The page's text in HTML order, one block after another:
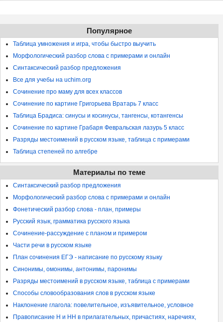
Популярное
Таблица умножения и игра, чтобы быстро выучить
Морфологический разбор слова с примерами и онлайн
Синтаксический разбор предложения
Все для учебы на uchim.org
Сочинение про маму для всех классов
Сочинение по картине Григорьева Вратарь 7 класс
Таблица Брадиса: синусы и косинусы, тангенсы, котангенсы
Сочинение по картине Грабаря Февральская лазурь 5 класс
Разряды местоимений в русском языке, таблица с примерами
Таблица степеней по алгебре
Материалы по теме
Синтаксический разбор предложения
Морфологический разбор слова с примерами и онлайн
Фонетический разбор слова - план, примеры
Русский язык, грамматика русского языка
Сочинение-рассуждение с планом и примером
Части речи в русском языке
План сочинения ЕГЭ - написание по русскому языку
Синонимы, омонимы, антонимы, паронимы
Разряды местоимений в русском языке, таблица с примерами
Способы словообразования слов в русском языке
Наклонение глагола: повелительное, изъявительное, условное
Правописание Н и НН в прилагательных, причастиях, наречиях,